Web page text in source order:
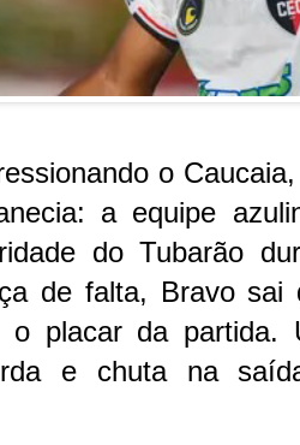
o
a equipe
do Tubarão
de falta, Bravo
placar da partida.
e chuta na